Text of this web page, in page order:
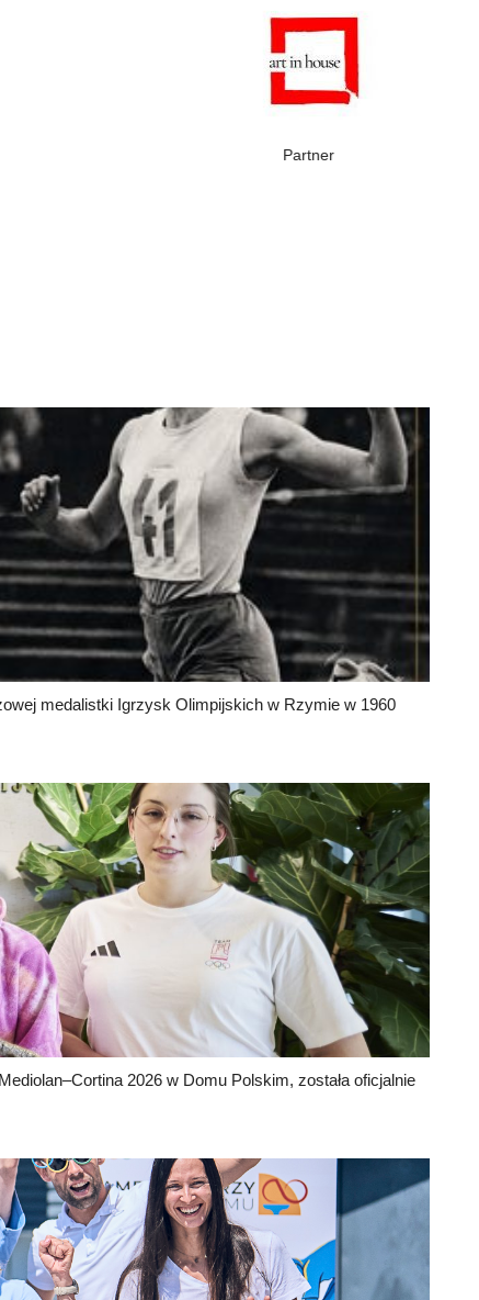
medalistki Igrzysk Olimpijskich w Rzymie w 1960
2026 w Domu Polskim, została oficjalnie